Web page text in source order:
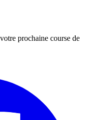
prochaine course de